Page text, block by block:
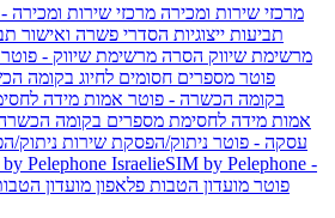
מרכזי שירות ומכירה מרכזי שירות ומכירה
תביעות ייצוגיות הסדרי פשרה ואישור
מרשימת שיווק הסרה מרשימת שיווק - פוטר
פוטר מספרים חסומים לחיוג בקומה
בקומה הכשרה - פוטר אמות מידה
אמות מידה לחסימת מספרים בקומה
עסקה - פוטר ניתוק/הפסקת שירות ניתוק/
Pelephone IsraelieSIM by Pelephone -
פוטר מועדון הטבות פלאפון מועדון